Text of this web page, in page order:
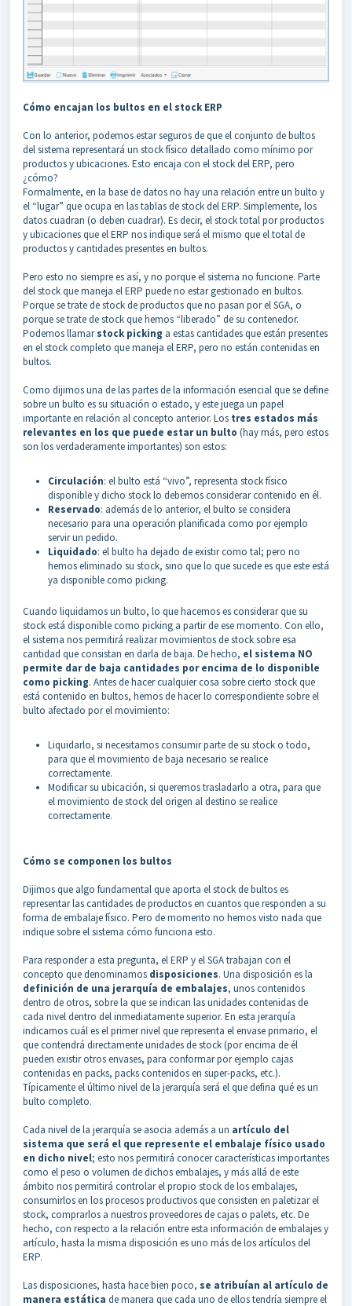
Cómo encajan los bultos en el stock ERP
Con lo anterior, podemos estar seguros de que el conjunto de bultos
del sistema representará un stock físico detallado como mínimo por
productos y ubicaciones. Esto encaja con el stock del ERP, pero
¿cómo?
Formalmente, en la base de datos no hay una relación entre un bulto y
el “lugar” que ocupa en las tablas de stock del ERP. Simplemente, los
datos cuadran (o deben cuadrar). Es decir, el stock total por productos
y ubicaciones que el ERP nos indique será el mismo que el total de
productos y cantidades presentes en bultos.
Pero esto no siempre es así, y no porque el sistema no funcione. Parte
del stock que maneja el ERP puede no estar gestionado en bultos.
Porque se trate de stock de productos que no pasan por el SGA, o
porque se trate de stock que hemos “liberado” de su contenedor.
Podemos llamarstock picking a estas cantidades que están presentes
en el stock completo que maneja el ERP, pero no están contenidas en
bultos.
Como dijimos una de las partes de la información esencial que se define
sobre un bulto es su situación o estado, y este juega un papel
importante en relación al concepto anterior. Los tres estados más
relevantes en los que puede estar un bulto (hay más, pero estos
son los verdaderamente importantes) son estos:
Circulación: el bulto está “vivo”, representa stock físico
disponible y dicho stock lo debemos considerar contenido en él.
Reservado: además de lo anterior, el bulto se considera
necesario para una operación planificada como por ejemplo
servir un pedido.
Liquidado: el bulto ha dejado de existir como tal; pero no
hemos eliminado su stock, sino que lo que sucede es que este está
ya disponible como picking.
Cuando liquidamos un bulto, lo que hacemos es considerar que su
stock está disponible como picking a partir de ese momento. Con ello,
el sistema nos permitirá realizar movimientos de stock sobre esa
cantidad que consistan en darla de baja. De hecho, el sistema NO
permite dar de baja cantidades por encima de lo disponible
como picking. Antes de hacer cualquier cosa sobre cierto stock que
está contenido en bultos, hemos de hacer lo correspondiente sobre el
bulto afectado por el movimiento:
Liquidarlo, si necesitamos consumir parte de su stock o todo,
para que el movimiento de baja necesario se realice
correctamente.
Modificar su ubicación, si queremos trasladarlo a otra, para que
el movimiento de stock del origen al destino se realice
correctamente.
Cómo se componen los bultos
Dijimos que algo fundamental que aporta el stock de bultos es
representar las cantidades de productos en cuantos que responden a su
forma de embalaje físico. Pero de momento no hemos visto nada que
indique sobre el sistema cómo funciona esto.
Para responder a esta pregunta, el ERP y el SGA trabajan con el
concepto que denominamos disposiciones. Una disposición es la
definición de una jerarquía de embalajes, unos contenidos
dentro de otros, sobre la que se indican las unidades contenidas de
cada nivel dentro del inmediatamente superior. En esta jerarquía
indicamos cuál es el primer nivel que representa el envase primario, el
que contendrá directamente unidades de stock (por encima de él
pueden existir otros envases, para conformar por ejemplo cajas
contenidas en packs, packs contenidos en super-packs, etc.).
Típicamente el último nivel de la jerarquía será el que defina qué es un
bulto completo.
Cada nivel de la jerarquía se asocia además a un artículo del
sistema que será el que represente el embalaje físico usado
en dicho nivel; esto nos permitirá conocer características importantes
como el peso o volumen de dichos embalajes, y más allá de este
ámbito nos permitirá controlar el propio stock de los embalajes,
consumirlos en los procesos productivos que consisten en paletizar el
stock, comprarlos a nuestros proveedores de cajas o palets, etc. De
hecho, con respecto a la relación entre esta información de embalajes y
artículo, hasta la misma disposición es uno más de los artículos del
ERP.
Las disposiciones, hasta hace bien poco, se atribuían al artículo de
manera estática de manera que cada uno de ellos tendría siempre el